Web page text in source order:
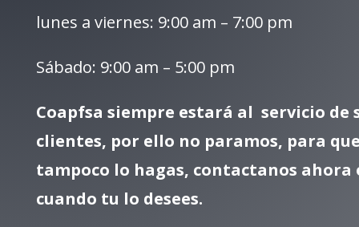
lunes a viernes: 9:00 am – 7:00 pm
Sábado: 9:00 am – 5:00 pm
Coapfsa siempre estará al servicio de
clientes, por ello no paramos, para
tampoco lo hagas, contactanos ahora
cuando tu lo desees.